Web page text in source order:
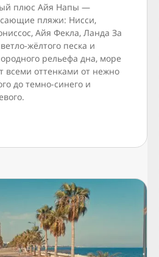
плюс Айя Напы —
пляжи: Нисси,
Айя Фекла, Ланда За
жёлтого песка и
рельефа дна, море
всеми оттенками от нежно
до темно-синего и